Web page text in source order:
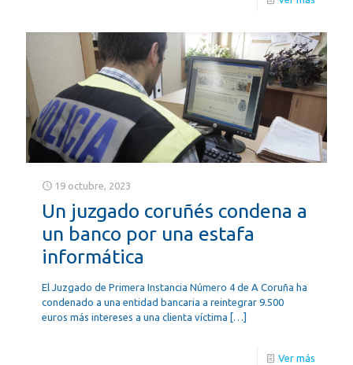
19 octubre, 2023
Un juzgado coruñés condena a
un banco por una estafa
informática
El Juzgado de Primera Instancia Número 4 de A Coruña ha
condenado a una entidad bancaria a reintegrar 9.500
euros más intereses a una clienta víctima […]
Ver más